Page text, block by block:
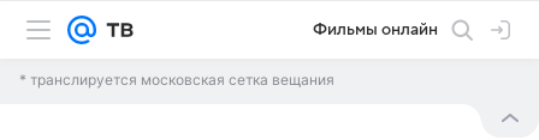
Фильмы онлайн
* транслируется московская сетка вещания